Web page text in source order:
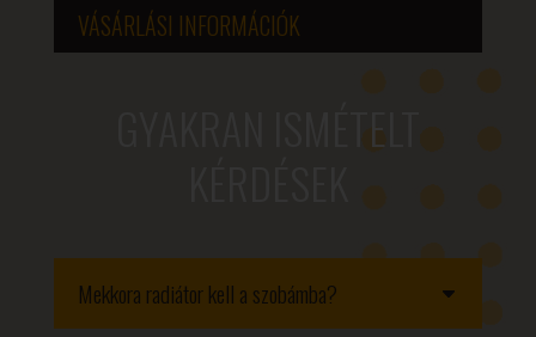
VÁSÁRLÁSI INFORMÁCIÓK
GYAKRAN ISMÉTELT
Mekkora radiátor kell a szobámba?